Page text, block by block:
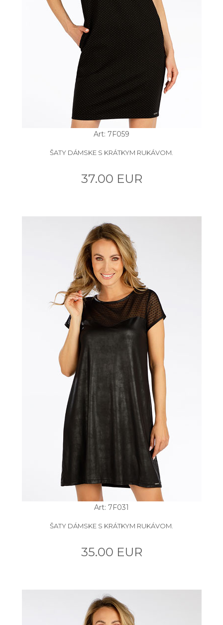
Art: 7F059
ŠATY DÁMSKE S KRÁTKYM RUKÁVOM.
37.00 EUR
Art: 7F031
ŠATY DÁMSKE S KRÁTKYM RUKÁVOM.
35.00 EUR